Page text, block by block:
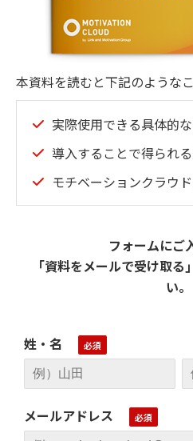
本資料を読むと下記のような
実際使用できる具体的
導入することで得られ
モチベーションクラウ
フォームにご
「資料をメールで受け取
い。
姓・名
メールアドレス